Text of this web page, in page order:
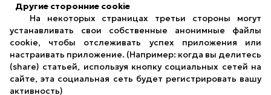
Другие сторонние cookie
На некоторых страницах третьи стороны могут
устанавливать свои собственные анонимные файлы
cookie, чтобы отслеживать успех приложения или
настраивать приложение. (Например: когда вы делитесь
(share) статьей, используя кнопку социальных сетей на
сайте, эта социальная сеть будет регистрировать вашу
активность)